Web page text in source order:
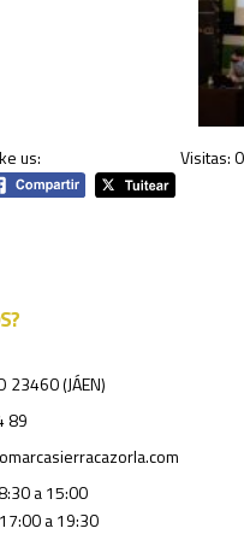
us: Visitas: 0
23460 (JÁEN)
89
a 15:00
a 19:30